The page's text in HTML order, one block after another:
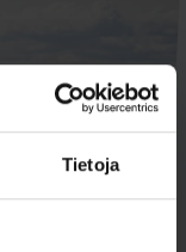
Tietoja